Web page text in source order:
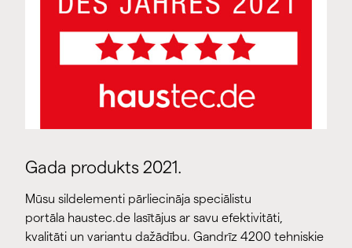
Gada produkts 2021.
Mūsu sildelementi pārliecināja speciālistu
portāla haustec.de lasītājus ar savu efektivitāti,
kvalitāti un variantu dažādību. Gandrīz 4200 tehniskie